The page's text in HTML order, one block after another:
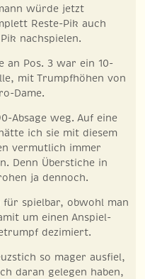
würde jetzt
Reste-Pik auch
nachspielen.
an Pos. 3 war ein 10-
mit Trumpfhöhen von
Dame.
Absage weg. Auf eine
ich sie mit diesem
vermutlich immer
Denn Überstiche in
ja dennoch.
für spielbar, obwohl man
um einen Anspiel-
dezimiert.
so mager ausfiel,
daran gelegen haben,